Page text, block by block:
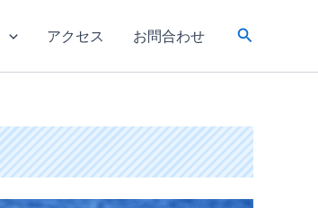
アクセス お問合わせ
検